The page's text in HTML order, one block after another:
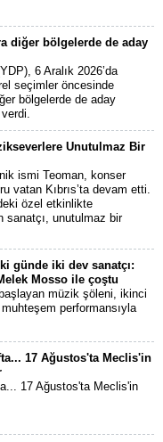
diğer bölgelerde de aday
6 Aralık 2026’da
seçimler öncesinde
bölgelerde de aday
Unutulmaz Bir
ismi Teoman, konser
vatan Kıbrıs’ta devam etti.
özel etkinlikte
sanatçı, unutulmaz bir
günde iki dev sanatçı:
Mosso ile çoştu
müzik şöleni, ikinci
performansıyla
17 Ağustos'ta Meclis'in
17 Ağustos'ta Meclis'in